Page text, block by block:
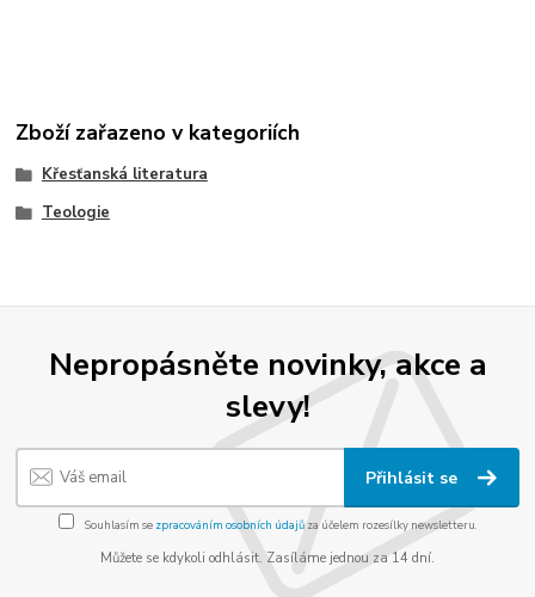
Zboží zařazeno v kategoriích
Křesťanská literatura
Teologie
Nepropásněte novinky, akce a
slevy!
Přihlásit se
Souhlasím se zpracováním osobních údajůza účelem rozesílky newsletteru.
Můžete se kdykoli odhlásit. Zasíláme jednou za 14 dní.